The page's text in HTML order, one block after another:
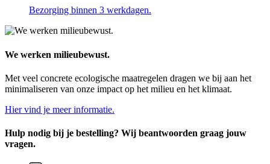
Bezorging binnen 3 werkdagen.
We werken milieubewust.
Met veel concrete ecologische maatregelen dragen we bij aan het
minimaliseren van onze impact op het milieu en het klimaat.
Hier vind je meer informatie.
Hulp nodig bij je bestelling? Wij beantwoorden graag jouw
vragen.